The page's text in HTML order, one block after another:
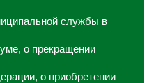
службы в
о прекращении
о приобретении